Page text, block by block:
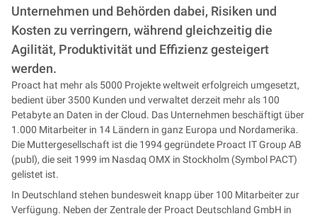
Unternehmen und Behörden dabei, Risiken und
Kosten zu verringern, während gleichzeitig die
Agilität, Produktivität und Effizienz gesteigert
werden.
Proact hat mehr als 5000 Projekte weltweit erfolgreich umgesetzt,
bedient über 3500 Kunden und verwaltet derzeit mehr als 100
Petabyte an Daten in der Cloud. Das Unternehmen beschäftigt über
1.000 Mitarbeiter in 14 Ländern in ganz Europa und Nordamerika.
Die Muttergesellschaft ist die 1994 gegründete Proact IT Group AB
(publ), die seit 1999 im Nasdaq OMX in Stockholm (Symbol PACT)
gelistet ist.
In Deutschland stehen bundesweit knapp über 100 Mitarbeiter zur
Verfügung. Neben der Zentrale der Proact Deutschland GmbH in